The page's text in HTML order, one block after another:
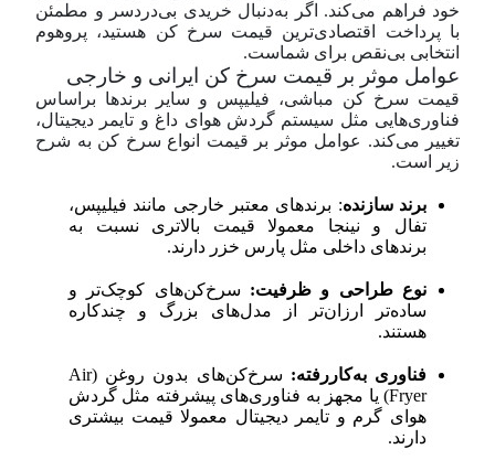
خود فراهم می‌کند. اگر به‌دنبال خریدی بی‌دردسر و مطمئن
با پرداخت اقتصادی‌ترین قیمت سرخ کن هستید، پروهوم
انتخابی بی‌نقص برای شماست.
عوامل موثر بر قیمت سرخ کن ایرانی و خارجی
قیمت سرخ کن مباشی، فیلیپس و سایر برندها بر‌اساس
فناوری‌هایی مثل سیستم گردش هوای داغ و تایمر دیجیتال،
تغییر می‌کند. عوامل موثر بر قیمت انواع سرخ کن به شرح
زیر است.
برند سازنده: برندهای معتبر خارجی مانند فیلیپس،
تفال و نینجا معمولا قیمت بالاتری نسبت به
برندهای داخلی مثل پارس خزر دارند.
نوع طراحی و ظرفیت: سرخ‌کن‌های کوچک‌تر و
ساده‌تر ارزان‌تر از مدل‌های بزرگ و چندکاره
هستند.
فناوری به‌کاررفته:
سرخ‌کن‌های بدون روغن (Air
Fryer) یا مجهز به فناوری‌های پیشرفته مثل گردش
هوای گرم و تایمر دیجیتال معمولا قیمت بیشتری
دارند.